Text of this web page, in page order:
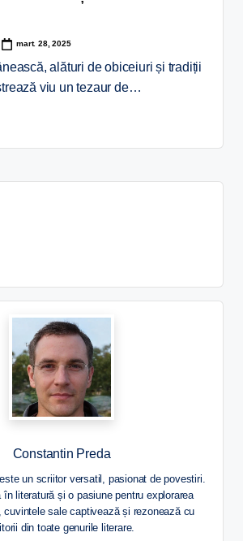
mart. 28, 2025
alături de obiceiuri și tradiții
viu un tezaur de…
Constantin Preda
un scriitor versatil, pasionat de povestiri.
în literatură și o pasiune pentru explorarea
cuvintele sale captivează și rezonează cu
din toate genurile literare.